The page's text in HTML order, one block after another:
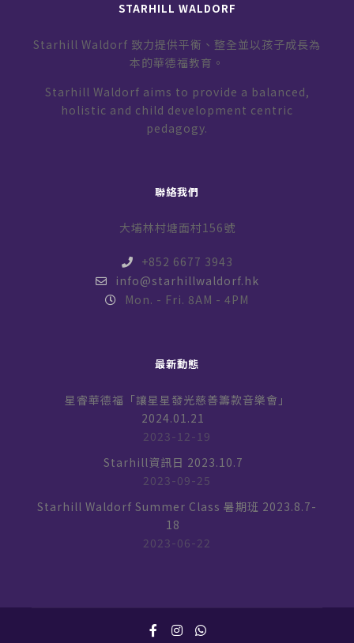
STARHILL WALDORF
Starhill Waldorf 致力提供平衡、整全並以孩子成長為
本的華德福教育。
Starhill Waldorf aims to provide a balanced,
holistic and child development centric
pedagogy.
聯絡我們
大埔林村塘面村156號
+852 6677 3943
info@starhillwaldorf.hk
Mon. - Fri. 8AM - 4PM
最新動態
星睿華德福「讓星星發光慈善籌款音樂會」
2024.01.21
2023-12-19
Starhill資訊日 2023.10.7
2023-09-25
Starhill Waldorf Summer Class 暑期班 2023.8.7-
18
2023-06-22